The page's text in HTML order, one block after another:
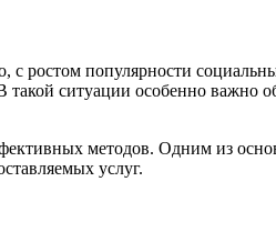
ростом популярности
ситуации особенно важно
методов. Одним из
услуг.